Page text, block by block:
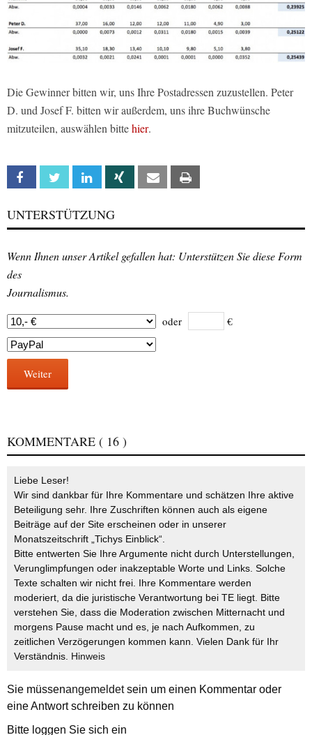
Die Gewinner bitten wir, uns Ihre Postadressen zuzustellen. Peter
D. und Josef F. bitten wir außerdem, uns ihre Buchwünsche
mitzuteilen, auswählen bittehier.
Facebook Twitter Linkedin Xing Email
UNTERSTÜTZUNG
Wenn Ihnen unser Artikel gefallen hat: Unterstützen Sie diese Form
des
Journalismus.
oder €
Weiter
KOMMENTARE ( 16 )
Liebe Leser!
Wir sind dankbar für Ihre Kommentare und schätzen Ihre aktive
Beteiligung sehr. Ihre Zuschriften können auch als eigene
Beiträge auf der Site erscheinen oder in unserer
Monatszeitschrift „Tichys Einblick“.
Bitte entwerten Sie Ihre Argumente nicht durch Unterstellungen,
Verunglimpfungen oder inakzeptable Worte und Links. Solche
Texte schalten wir nicht frei. Ihre Kommentare werden
moderiert, da die juristische Verantwortung bei TE liegt. Bitte
verstehen Sie, dass die Moderation zwischen Mitternacht und
morgens Pause macht und es, je nach Aufkommen, zu
zeitlichen Verzögerungen kommen kann. Vielen Dank für Ihr
Verständnis. Hinweis
Sie müssenangemeldetsein um einen Kommentar oder
eine Antwort schreiben zu können
Bitte loggen Sie sich ein